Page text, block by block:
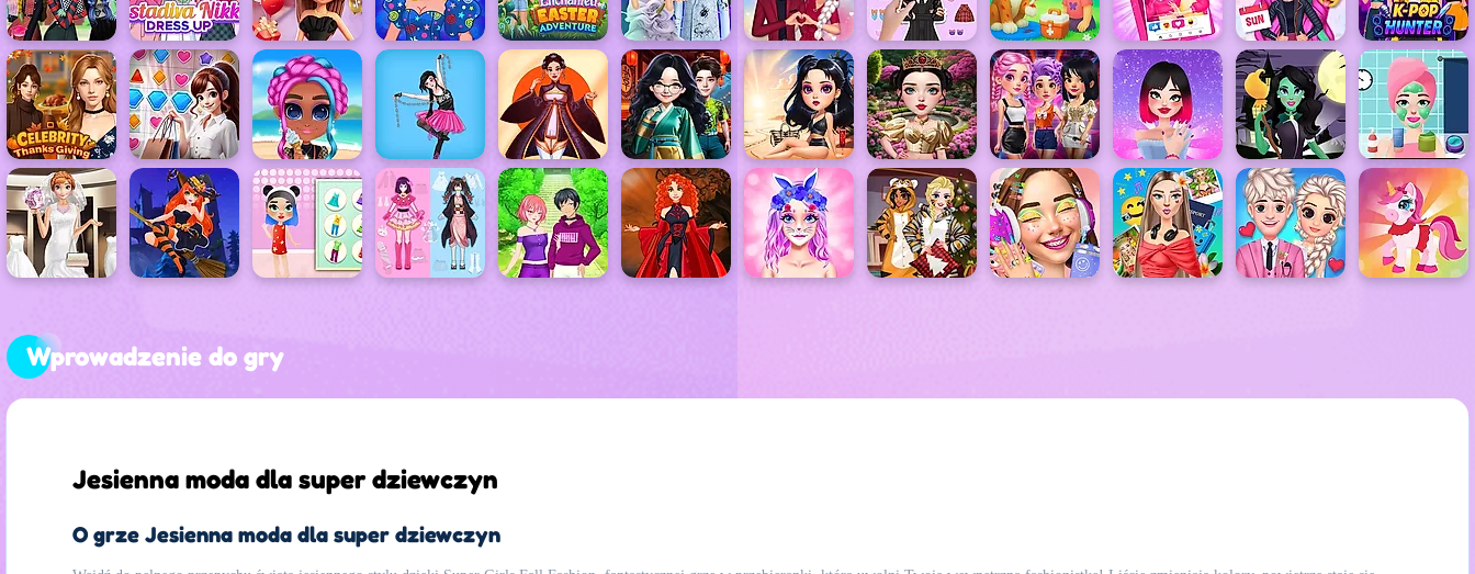
Wprowadzenie do gry
Jesienna moda dla super dziewczyn
O grze Jesienna moda dla super dziewczyn